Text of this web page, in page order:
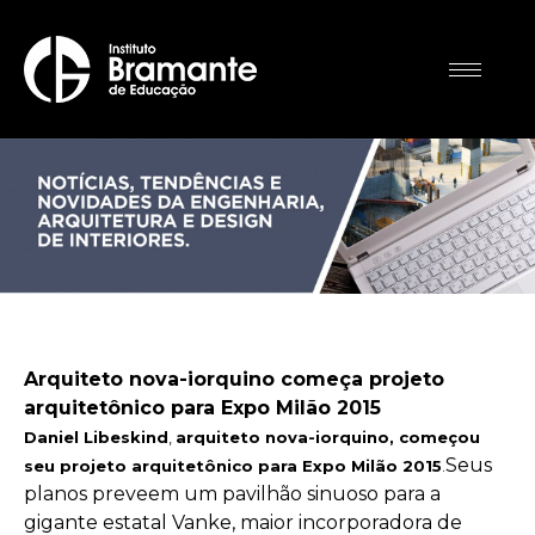
Arquiteto nova-iorquino começa projeto
arquitetônico para Expo Milão 2015
Daniel Libeskind arquiteto nova-iorquino, começou
seu projeto arquitetônico para Expo Milão 2015 Seus
planos preveem um pavilhão sinuoso para a
gigante estatal Vanke, maior incorporadora de